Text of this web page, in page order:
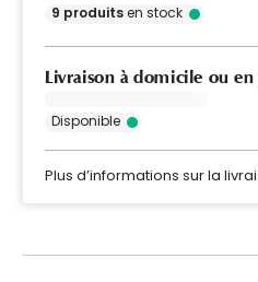
9 produitsen stock
Livraison à domicile ou
Disponible
Plus d’informations sur la